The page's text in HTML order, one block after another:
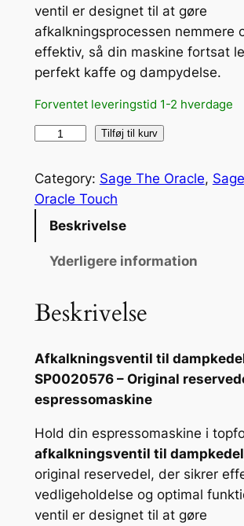
ventil er designet til at gøre
afkalkningsprocessen nemmere
effektiv, så din maskine fortsat
perfekt kaffe og dampydelse.
Forventet leveringstid 1-2 hverdage
k
a
g
v
e
n
i
l
t
Tilføj til kurv
Category: Sage The Oracle,
Oracle Touch
Beskrivelse
Yderligere information
Beskrivelse
Afkalkningsventil til
SP0020576 – Original
espressomaskine
Hold din espressomaskine i
afkalkningsventil til dampkedel
original reservedel, der sikrer
vedligeholdelse og optimal
ventil er designet til at gøre